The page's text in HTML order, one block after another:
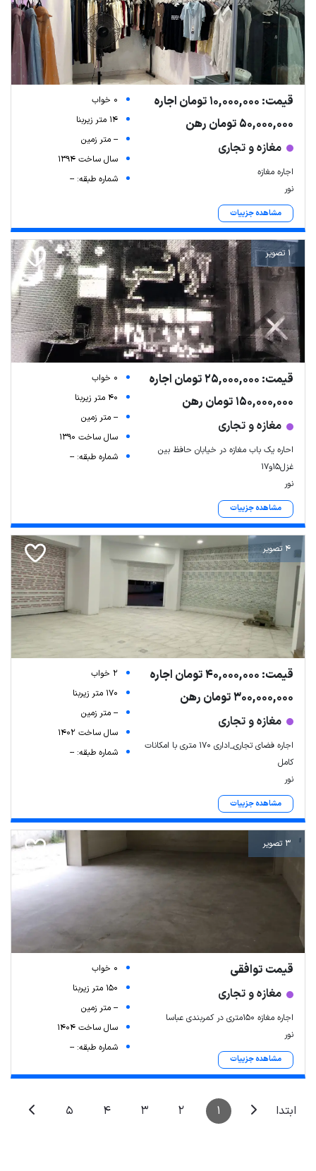
قیمت: 10,000,000 تومان اجاره
50,000,000 تومان رهن
مغازه و تجاری
اجاره مغازه
نور
مشاهده جزییات
0 خواب
14 متر زیربنا
-- متر زمین
سال ساخت 1394
شماره طبقه: --
1 تصویر
قیمت: 25,000,000 تومان اجاره
150,000,000 تومان رهن
مغازه و تجاری
احاره یک باب مغازه در خیابان حافظ بین
غزل۱۵و۱۷
نور
مشاهده جزییات
0 خواب
40 متر زیربنا
-- متر زمین
سال ساخت 1390
شماره طبقه: --
4 تصویر
قیمت: 40,000,000 تومان اجاره
300,000,000 تومان رهن
مغازه و تجاری
اجاره فضای تجاری_اداری ۱۷۰ متری با امکانات
کامل
نور
مشاهده جزییات
2 خواب
170 متر زیربنا
-- متر زمین
سال ساخت 1402
شماره طبقه: --
3 تصویر
قیمت توافقی
مغازه و تجاری
اجاره مغازه ۱۵۰متری در کمربندی عباسا
نور
مشاهده جزییات
0 خواب
150 متر زیربنا
-- متر زمین
سال ساخت 1404
شماره طبقه: --
ابتدا 1
2
3
4
5